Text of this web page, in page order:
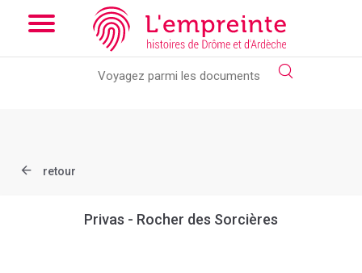
Array ( [slug] => document [ref] => B263626101_CPA255 )
Add the new slick-theme.css if you want the default styling
retour
Privas - Rocher des Sorcières